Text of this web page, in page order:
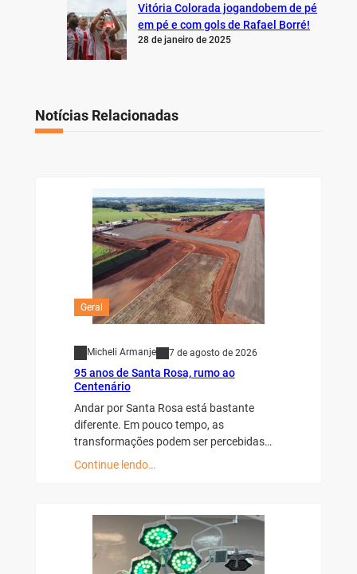
Vitória Colorada jogandobem de pé
em pé e com gols de Rafael Borré!
28 de janeiro de 2025
Notícias Relacionadas
Geral
Micheli Armanje 7 de agosto de 2026
95 anos de Santa Rosa, rumo ao
Centenário
Andar por Santa Rosa está bastante
diferente. Em pouco tempo, as
transformações podem ser percebidas…
Continue lendo…